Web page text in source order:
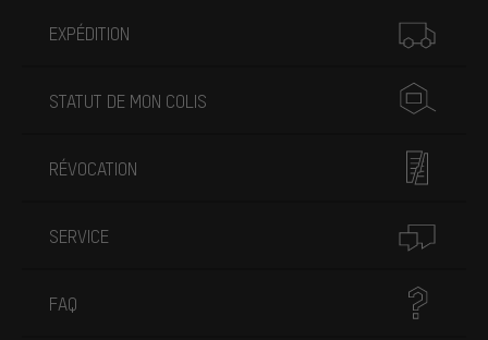
EXPÉDITION
STATUT DE MON COLIS
RÉVOCATION
SERVICE
FAQ